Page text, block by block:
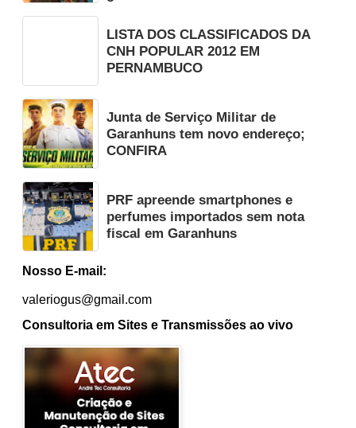
LISTA DOS CLASSIFICADOS DA
CNH POPULAR 2012 EM
PERNAMBUCO
Junta de Serviço Militar de
Garanhuns tem novo endereço;
CONFIRA
PRF apreende smartphones e
perfumes importados sem nota
fiscal em Garanhuns
Nosso E-mail:
valeriogus@gmail.com
Consultoria em Sites e Transmissões ao vivo